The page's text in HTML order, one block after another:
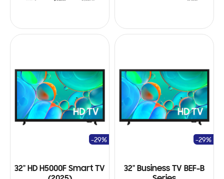
32" HD H5000F Smart TV
-29%
32" Business TV BEF-B
-29%